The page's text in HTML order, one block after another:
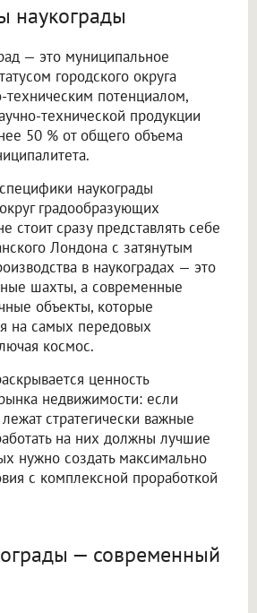
наукограды
— это муниципальное
городского округа
потенциалом,
технической продукции
50 % от общего объема
наукограды
градообразующих
стоит сразу представлять себе
Лондона с затянутым
в наукоградах — это
шахты, а современные
объекты, которые
на самых передовых
космос.
ценность
недвижимости: если
стратегически важные
на них должны лучшие
нужно создать максимально
с комплексной проработкой
— современный